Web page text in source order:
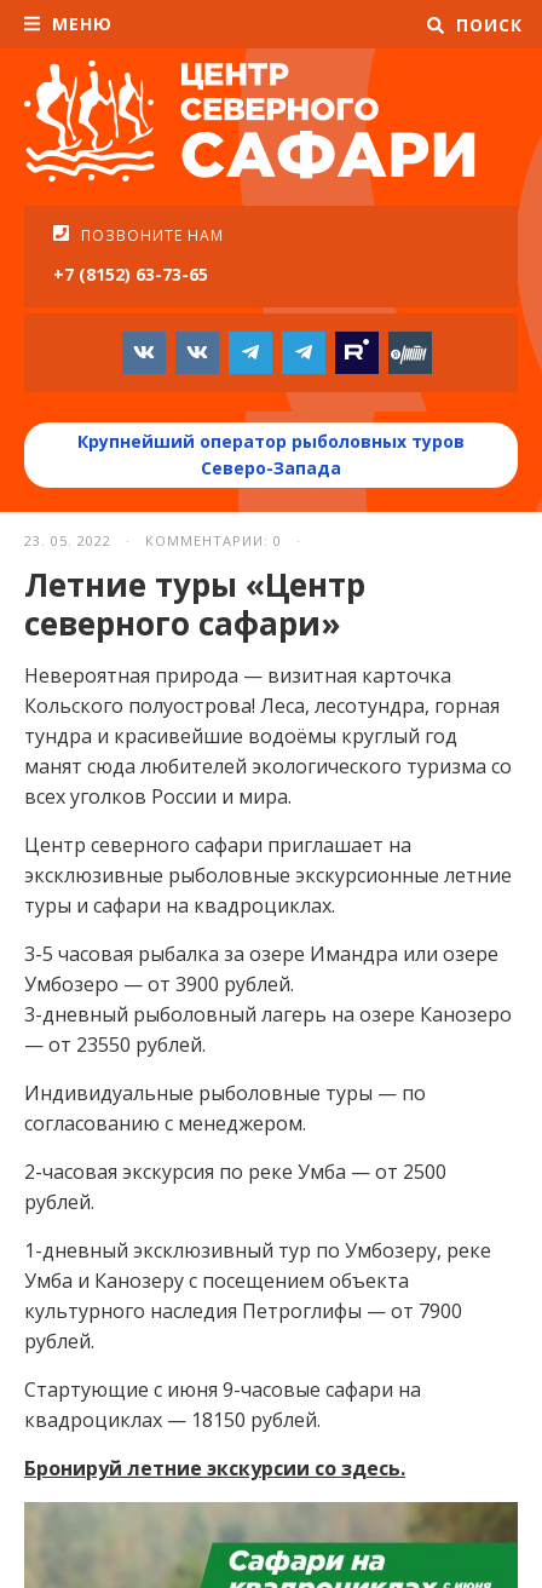
МЕНЮ ПОИСК
ПОЗВОНИТЕ НАМ
+7 (8152) 63-73-65
Крупнейший оператор рыболовных туров
Северо-Запада
23. 05. 2022 · КОММЕНТАРИИ: 0 ·
Летние туры «Центр
северного сафари»
Невероятная природа — визитная карточка
Кольского полуострова! Леса, лесотундра, горная
тундра и красивейшие водоёмы круглый год
манят сюда любителей экологического туризма со
всех уголков России и мира.
Центр северного сафари приглашает на
эксклюзивные рыболовные экскурсионные летние
туры и сафари на квадроциклах.
3-5 часовая рыбалка за озере Имандра или озере
Умбозеро — от 3900 рублей⁣⁣.
3-дневный рыболовный лагерь на озере Канозеро
— от 23550 рублей⁣⁣.
Индивидуальные рыболовные туры — по
согласованию с менеджером⁣⁣.
2-часовая экскурсия по реке Умба — от 2500
рублей⁣⁣.
1-дневный эксклюзивный тур по Умбозеру, реке
Умба и Канозеру с посещением объекта
культурного наследия Петроглифы — от 7900
рублей⁣⁣.
Стартующие с июня 9-часовые сафари на
квадроциклах — 18150 рублей⁣⁣.
Бронируй летние экскурсии со здесь.